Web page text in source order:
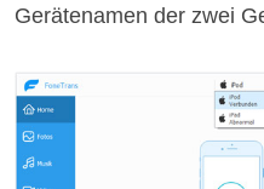
Gerätenamen der zwei